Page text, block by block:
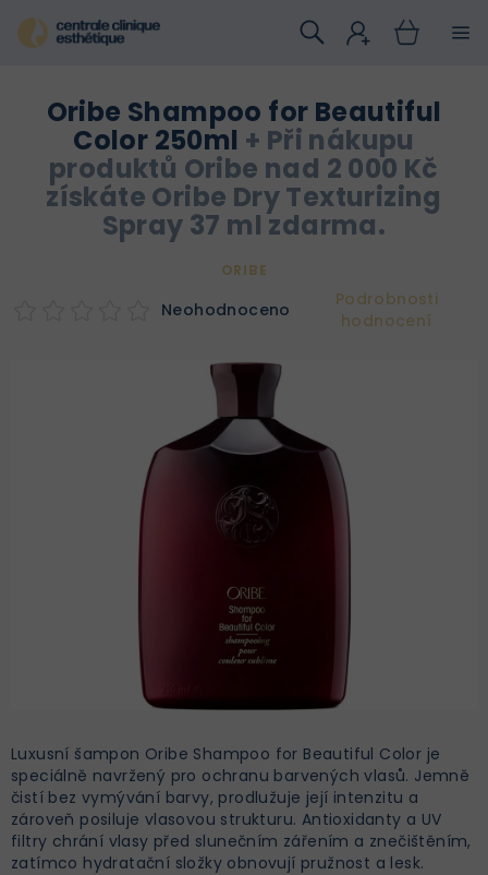
na
obsah
Luxusní šampon Oribe Shampoo for Beautiful Color je
speciálně navržený pro ochranu barvených vlasů. Jemně
čistí bez vymývání barvy, prodlužuje její intenzitu a
zároveň posiluje vlasovou strukturu. Antioxidanty a UV
filtry chrání vlasy před slunečním zářením a znečištěním,
zatímco hydratační složky obnovují pružnost a lesk.
Oribe Shampoo for Beautiful
Color 250ml + Při nákupu
produktů Oribe nad 2 000 Kč
získáte Oribe Dry Texturizing
Spray 37 ml zdarma.
ORIBE
Neohodnoceno
Podrobnosti
hodnocení